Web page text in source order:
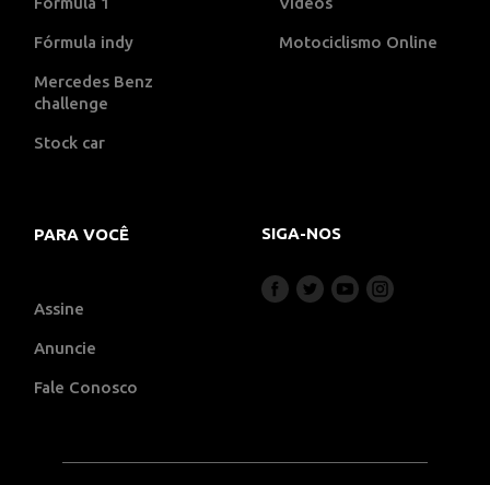
Fórmula indy
Mercedes Benz
challenge
Stock car
Motociclismo Online
PARA VOCÊ
Assine
Anuncie
Fale Conosco
SIGA-NOS